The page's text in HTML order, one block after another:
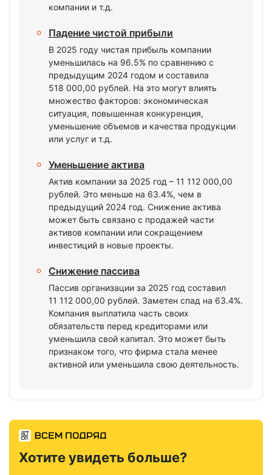
компании и т.д.
Падение чистой прибыли
В 2025 году чистая прибыль компании
уменьшилась на 96.5% по сравнению с
предыдущим 2024 годом и составила
518 000,00 рублей. На это могут влиять
множество факторов: экономическая
ситуация, повышенная конкуренция,
уменьшение объемов и качества продукции
или услуг и т.д.
Уменьшение актива
Актив компании за 2025 год – 11 112 000,00
рублей. Это меньше на 63.4%, чем в
предыдущий 2024 год. Снижение актива
может быть связано с продажей части
активов компании или сокращением
инвестиций в новые проекты.
Снижение пассива
Пассив организации за 2025 год составил
11 112 000,00 рублей. Заметен спад на 63.4%.
Компания выплатила часть своих
обязательств перед кредиторами или
уменьшила свой капитал. Это может быть
признаком того, что фирма стала менее
активной или уменьшила свою деятельность.
Хотите увидеть больше?